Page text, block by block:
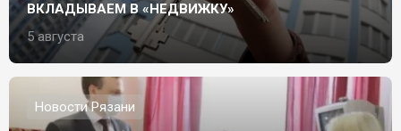
ВКЛАДЫВАЕМ В «НЕДВИЖКУ»
5 августа
Новости Рязани